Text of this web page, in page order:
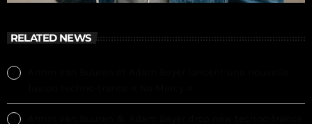
RELATED NEWS